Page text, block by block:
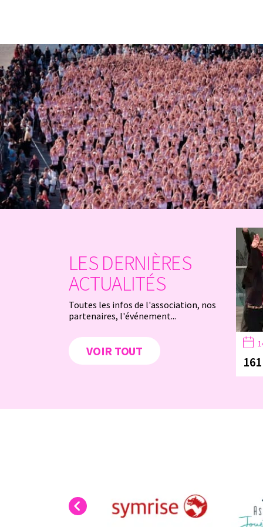
LES DERNIÈRES
ACTUALITÉS
Toutes les infos de l'association, nos
partenaires, l'événement...
VOIR TOUT
Previous